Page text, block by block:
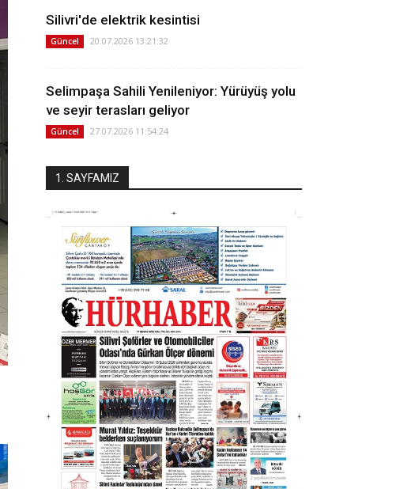
Silivri'de elektrik kesintisi
Güncel 20.07.2026 13:21:32
Selimpaşa Sahili Yenileniyor: Yürüyüş yolu
ve seyir terasları geliyor
Güncel 27.07.2026 11:54:24
1. SAYFAMIZ